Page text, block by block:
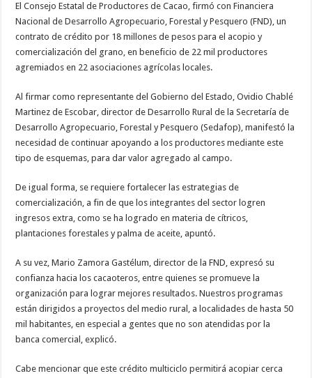
El Consejo Estatal de Productores de Cacao, firmó con Financiera
Nacional de Desarrollo Agropecuario, Forestal y Pesquero (FND), un
contrato de crédito por 18 millones de pesos para el acopio y
comercialización del grano, en beneficio de 22 mil productores
agremiados en 22 asociaciones agrícolas locales.
Al firmar como representante del Gobierno del Estado, Ovidio Chablé
Martinez de Escobar, director de Desarrollo Rural de la Secretaría de
Desarrollo Agropecuario, Forestal y Pesquero (Sedafop), manifestó la
necesidad de continuar apoyando a los productores mediante este
tipo de esquemas, para dar valor agregado al campo.
De igual forma, se requiere fortalecer las estrategias de
comercialización, a fin de que los integrantes del sector logren
ingresos extra, como se ha logrado en materia de cítricos,
plantaciones forestales y palma de aceite, apuntó.
A su vez, Mario Zamora Gastélum, director de la FND, expresó su
confianza hacia los cacaoteros, entre quienes se promueve la
organización para lograr mejores resultados. Nuestros programas
están dirigidos a proyectos del medio rural, a localidades de hasta 50
mil habitantes, en especial a gentes que no son atendidas por la
banca comercial, explicó.
Cabe mencionar que este crédito multiciclo permitirá acopiar cerca